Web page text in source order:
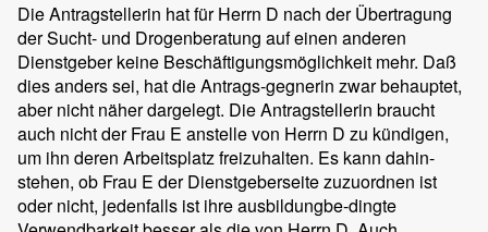
Die Antragstellerin hat für Herrn D nach der Übertragung
der Sucht- und Drogenberatung auf einen anderen
Dienstgeber keine Beschäftigungsmöglichkeit mehr. Daß
dies anders sei, hat die Antrags-gegnerin zwar behauptet,
aber nicht näher dargelegt. Die Antragstellerin braucht
auch nicht der Frau E anstelle von Herrn D zu kündigen,
um ihn deren Arbeitsplatz freizuhalten. Es kann dahin-
stehen, ob Frau E der Dienstgeberseite zuzuordnen ist
oder nicht, jedenfalls ist ihre ausbildungbe-dingte